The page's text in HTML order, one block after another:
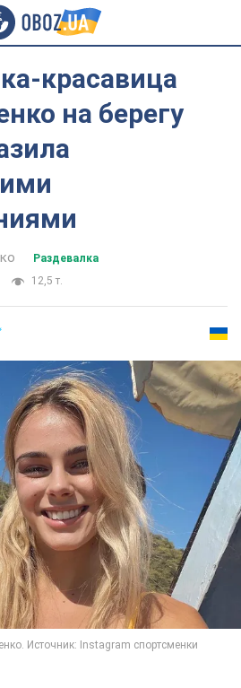
красавица
на берегу
Раздевалка
12,5 т.